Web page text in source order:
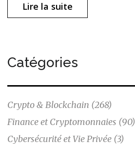
Lire la suite
Catégories
Crypto & Blockchain (268)
Finance et Cryptomonnaies (90)
Cybersécurité et Vie Privée (3)